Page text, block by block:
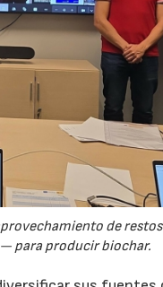
de
para producir biochar.